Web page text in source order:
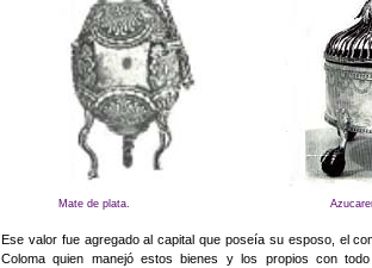
Mate de plata.
Ese valor fue agregado al capital que poseía su esposo, el
Coloma quien manejó estos bienes y los propios con